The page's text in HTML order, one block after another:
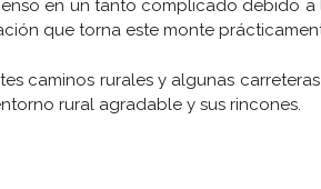
en un tanto complicado debido
que torna este monte
caminos rurales y algunas
rural agradable y sus rincones.